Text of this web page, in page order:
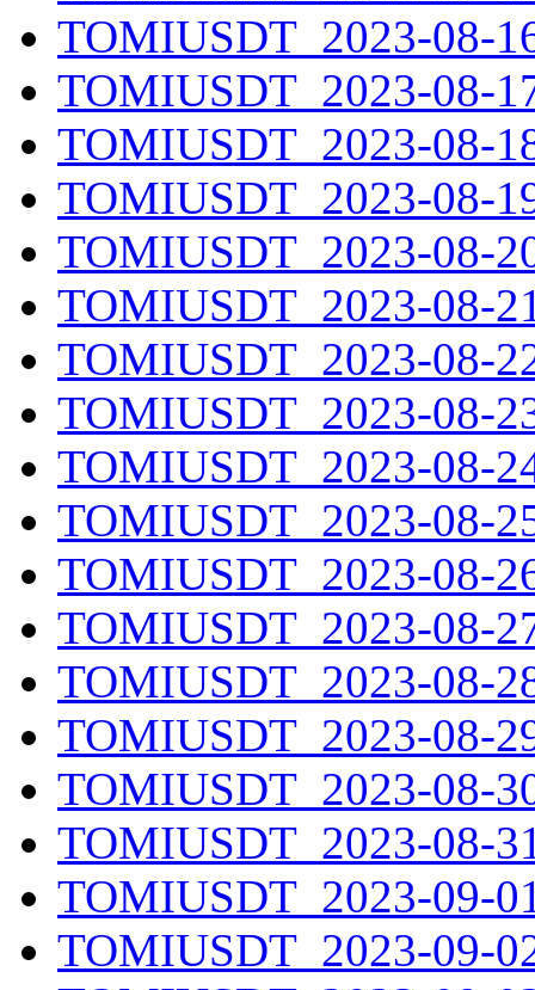
TOMIUSDT_2023-08-
TOMIUSDT_2023-08-
TOMIUSDT_2023-08-
TOMIUSDT_2023-08-
TOMIUSDT_2023-08-
TOMIUSDT_2023-08-
TOMIUSDT_2023-08-
TOMIUSDT_2023-08-
TOMIUSDT_2023-08-
TOMIUSDT_2023-08-
TOMIUSDT_2023-08-
TOMIUSDT_2023-08-
TOMIUSDT_2023-08-
TOMIUSDT_2023-08-
TOMIUSDT_2023-08-
TOMIUSDT_2023-08-
TOMIUSDT_2023-09-
TOMIUSDT_2023-09-